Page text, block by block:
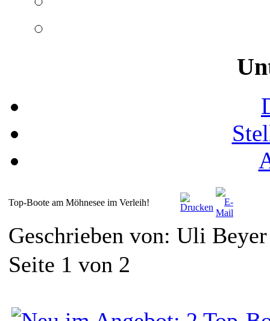
Top-Boote am Möhnesee im Verleih!
Geschrieben von: Uli
Seite 1 von 2